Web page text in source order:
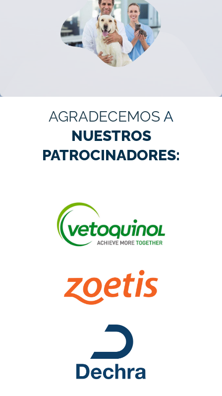
AGRADECEMOS A
NUESTROS
PATROCINADORES: